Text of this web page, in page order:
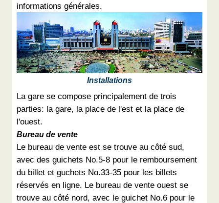
informations générales.
Installations
La gare se compose principalement de trois
parties: la gare, la place de l'est et la place de
l'ouest.
Bureau de vente
Le bureau de vente est se trouve au côté sud,
avec des guichets No.5-8 pour le remboursement
du billet et guchets No.33-35 pour les billets
réservés en ligne. Le bureau de vente ouest se
trouve au côté nord, avec le guichet No.6 pour le